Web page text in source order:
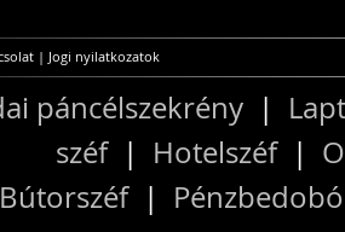
| Jogi nyilatkozatok
páncélszekrény |
széf| Hotelszéf|
Bútorszéf|